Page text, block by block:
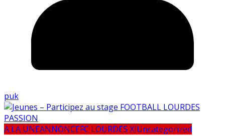
puk
A LA UNEANNONCEFC LOURDES XIUncategorized